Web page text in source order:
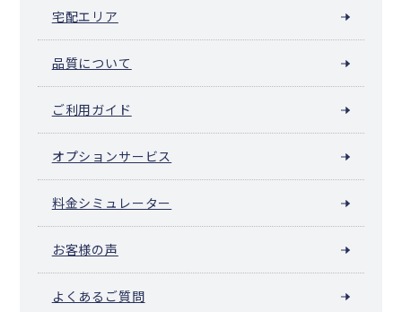
宅配エリア
品質について
ご利用ガイド
オプションサービス
料金シミュレーター
お客様の声
よくあるご質問